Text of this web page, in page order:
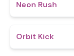
Neon Rush
Orbit Kick